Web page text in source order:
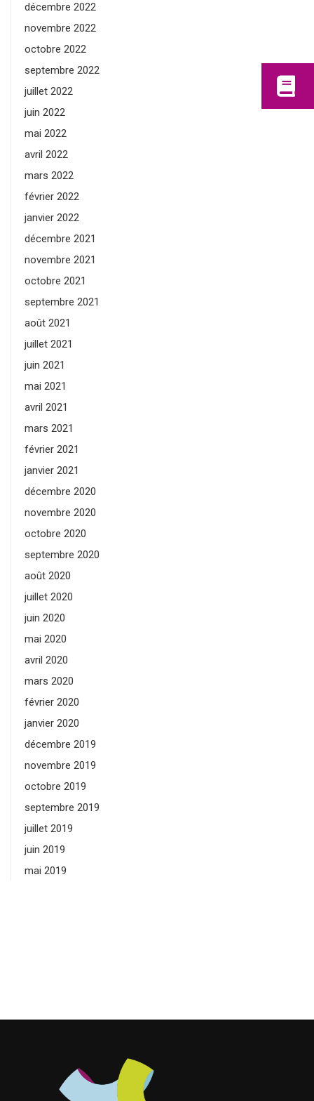
décembre 2022
novembre 2022
octobre 2022
septembre 2022
juillet 2022
juin 2022
mai 2022
avril 2022
mars 2022
février 2022
janvier 2022
décembre 2021
novembre 2021
octobre 2021
septembre 2021
août 2021
juillet 2021
juin 2021
mai 2021
avril 2021
mars 2021
février 2021
janvier 2021
décembre 2020
novembre 2020
octobre 2020
septembre 2020
août 2020
juillet 2020
juin 2020
mai 2020
avril 2020
mars 2020
février 2020
janvier 2020
décembre 2019
novembre 2019
octobre 2019
septembre 2019
juillet 2019
juin 2019
mai 2019